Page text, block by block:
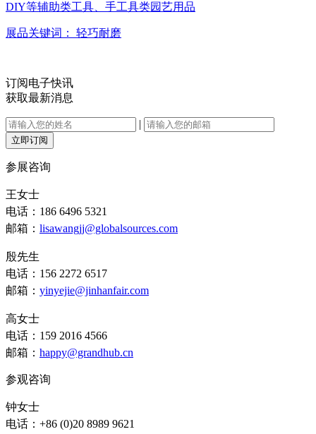
DIY等辅助类工具、手工具类园艺用品
展品关键词： 轻巧耐磨
订阅电子快讯
获取最新消息
|
立即订阅
参展咨询
王女士
电话：186 6496 5321
邮箱： lisawangjj@globalsources.com
殷先生
电话：156 2272 6517
邮箱： yinyejie@jinhanfair.com
高女士
电话：159 2016 4566
邮箱： happy@grandhub.cn
参观咨询
钟女士
电话：+86 (0)20 8989 9621